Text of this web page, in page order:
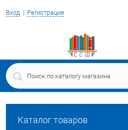
Вход Регистрация
Каталог товаров